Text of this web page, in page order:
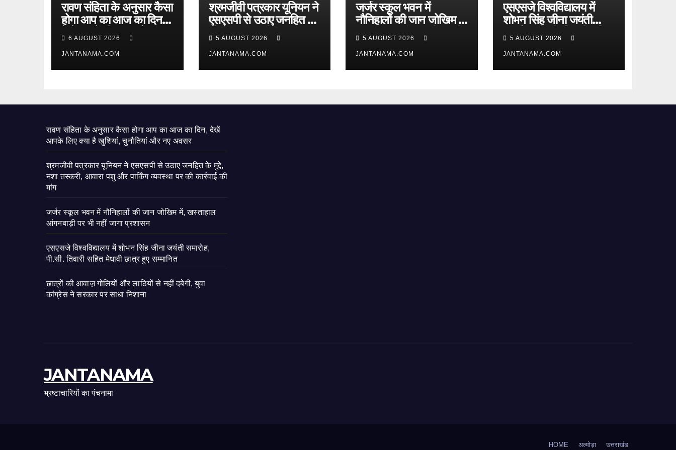
रावण संहिता के अनुसार कैसा
होगा आप का आज का दिन,
देखें आपके लिए क्या है
खुशियां, चुनौतियां और नए
अवसर
6 AUGUST 2026
JANTANAMA.COM
श्रमजीवी पत्रकार यूनियन ने
एसएसपी से उठाए जनहित के
मुद्दे, नशा तस्करी, आवारा पशु
और पार्किंग व्यवस्था पर की
कार्रवाई की मांग
5 AUGUST 2026
JANTANAMA.COM
जर्जर स्कूल भवन में
नौनिहालों की जान जोखिम में,
खस्ताहाल आंगनबाड़ी पर भी
नहीं जागा प्रशासन
5 AUGUST 2026
JANTANAMA.COM
एसएसजे विश्वविद्यालय में
शोभन सिंह जीना जयंती
समारोह, पी.सी. तिवारी सहित
मेधावी छात्र हुए सम्मानित
5 AUGUST 2026
JANTANAMA.COM
रावण संहिता के अनुसार कैसा होगा आप का आज का दिन, देखें
आपके लिए क्या है खुशियां, चुनौतियां और नए अवसर
श्रमजीवी पत्रकार यूनियन ने एसएसपी से उठाए जनहित के मुद्दे,
नशा तस्करी, आवारा पशु और पार्किंग व्यवस्था पर की कार्रवाई की
मांग
जर्जर स्कूल भवन में नौनिहालों की जान जोखिम में, खस्ताहाल
आंगनबाड़ी पर भी नहीं जागा प्रशासन
एसएसजे विश्वविद्यालय में शोभन सिंह जीना जयंती समारोह,
पी.सी. तिवारी सहित मेधावी छात्र हुए सम्मानित
छात्रों की आवाज़ गोलियों और लाठियों से नहीं दबेगी, युवा
कांग्रेस ने सरकार पर साधा निशाना
JANTANAMA
भ्रष्टाचारियों का पंचनामा
HOME अल्मोड़ा उत्तराखंड